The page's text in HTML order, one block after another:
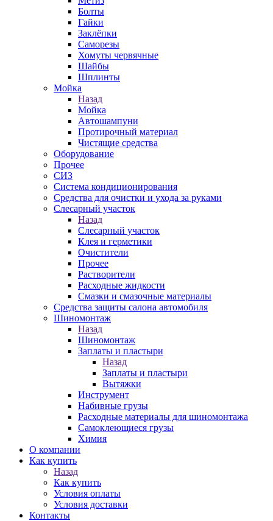
Болты
Гайки
Заклёпки
Саморезы
Хомуты червячные
Шайбы
Шплинты
Мойка
Назад
Мойка
Автошампуни
Протирочный материал
Чистящие средства
Оборудование
Прочее
СИЗ
Система кондиционирования
Средства для очистки и ухода за руками
Слесарный участок
Назад
Слесарный участок
Клея и герметики
Очистители
Прочее
Растворители
Расходные жидкости
Смазки и смазочные материалы
Средства защиты салона автомобиля
Шиномонтаж
Назад
Шиномонтаж
Заплаты и пластыри
Назад
Заплаты и пластыри
Вытяжки
Инструмент
Набивные грузы
Расходные материалы для шиномонтажа
Самоклеющиеся грузы
Химия
О компании
Как купить
Назад
Как купить
Условия оплаты
Условия доставки
Контакты